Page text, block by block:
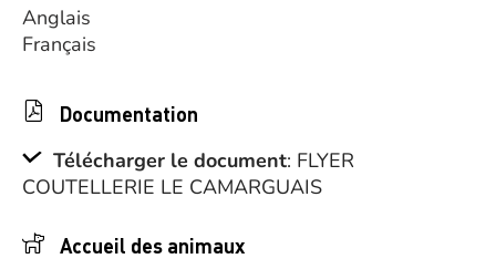
Anglais
Français
Documentation
Télécharger le document: FLYER
COUTELLERIE LE CAMARGUAIS
Accueil des animaux